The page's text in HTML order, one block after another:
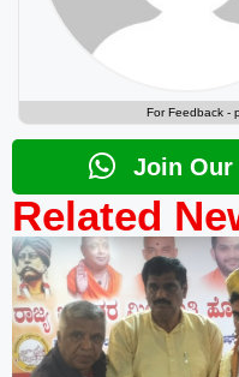
For Feedback -
Join Our
Related